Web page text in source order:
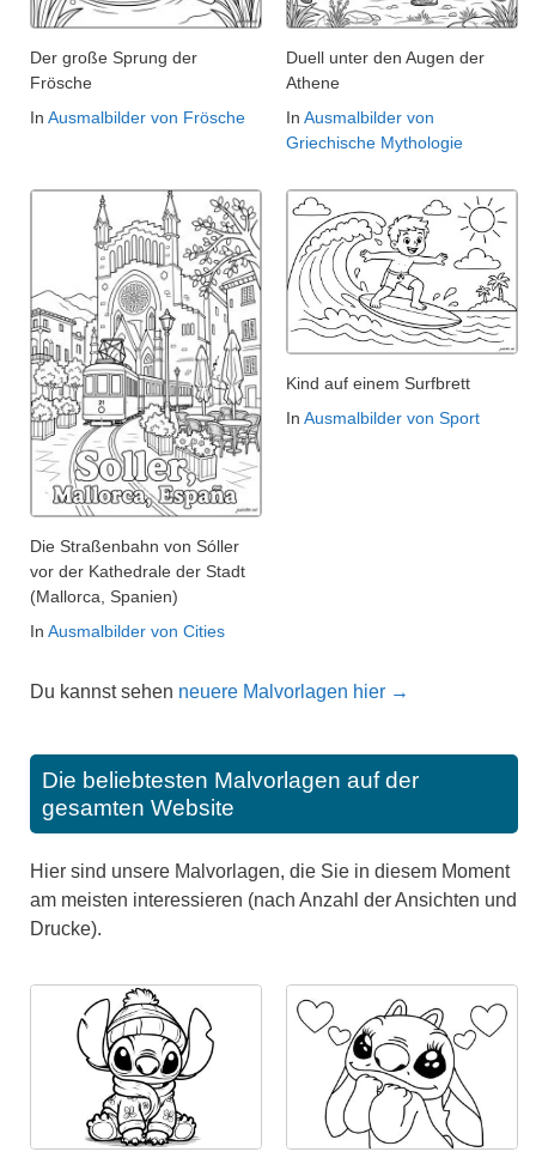
Der große Sprung der
Frösche
In Ausmalbilder von Frösche
Duell unter den Augen der
Athene
In Ausmalbilder von
Griechische Mythologie
Die Straßenbahn von Sóller
vor der Kathedrale der Stadt
(Mallorca, Spanien)
In Ausmalbilder von Cities
Kind auf einem Surfbrett
In Ausmalbilder von Sport
Du kannst sehen neuere Malvorlagen hier →
Die beliebtesten Malvorlagen auf der
gesamten Website
Hier sind unsere Malvorlagen, die Sie in diesem Moment
am meisten interessieren (nach Anzahl der Ansichten und
Drucke).